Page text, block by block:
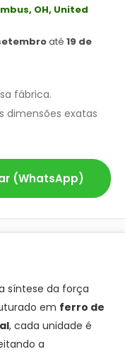
OH, United
até 19 de
fábrica.
dimensões exatas
(WhatsApp)
síntese da força
em ferro de
, cada unidade é
a